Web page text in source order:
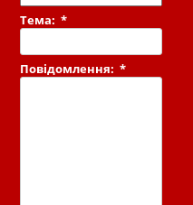
Тема:*
Повідомлення:*